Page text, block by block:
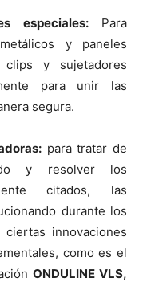
especiales:Para
y paneles
y sujetadores
para unir las
segura.
para tratar de
y resolver los
citados, las
durante los
innovaciones
como es el
ONDULINE VLS,